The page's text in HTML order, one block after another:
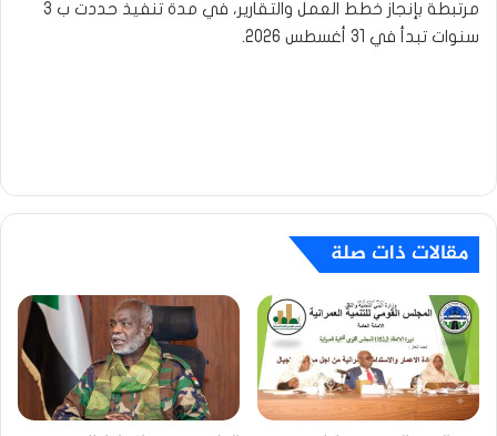
مرتبطة بإنجاز خطط العمل والتقارير، في مدة تنفيذ حددت ب 3
سنوات تبدأ في 31 أغسطس 2026.
مقالات ذات صلة